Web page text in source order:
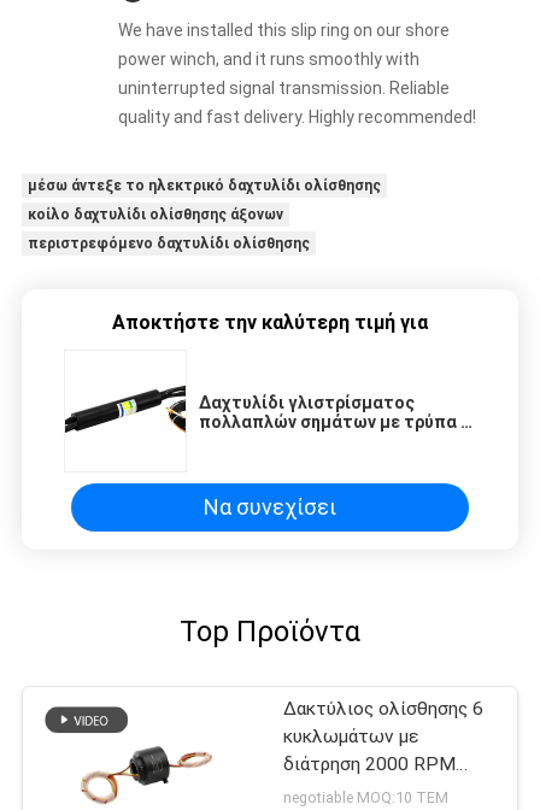
We have installed this slip ring on our shore
power winch, and it runs smoothly with
uninterrupted signal transmission. Reliable
quality and fast delivery. Highly recommended!
μέσω άντεξε το ηλεκτρικό δαχτυλίδι ολίσθησης
κοίλο δαχτυλίδι ολίσθησης άξονων
περιστρεφόμενο δαχτυλίδι ολίσθησης
Αποκτήστε την καλύτερη τιμή για
Δαχτυλίδι γλιστρίσματος
πολλαπλών σημάτων με τρύπα 4
Να συνεχίσει
Top Προϊόντα
Δακτύλιος ολίσθησης 6
κυκλωμάτων με
διάτρηση 2000 RPM
240VAC Επαφές χρυσού
negotiable MOQ:10 ΤΕΜ